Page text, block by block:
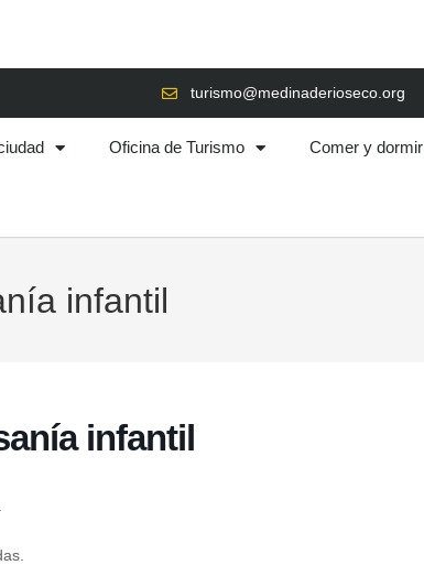
turismo@medinaderioseco.org
Oficina de Turismo Comer y dormir
infantil
infantil